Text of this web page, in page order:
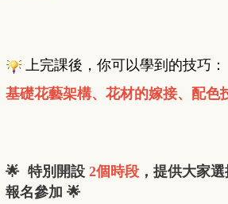
上完課後，你可以學到的技巧：
基礎花藝架構、花材的嫁接、配色
🌟 特別開設 2個時段 ，提供大家
報名參加 🌟